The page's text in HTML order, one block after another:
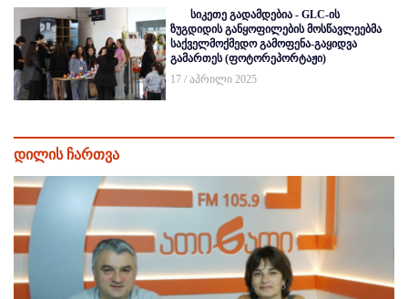
სიკეთე გადამდებია - GLC-ის
ზუგდიდის განყოფილების მოსწავლეებმა
საქველმოქმედო გამოფენა-გაყიდვა
გამართეს (ფოტორეპორტაჟი)
17 / აპრილი 2025
დილის ჩართვა